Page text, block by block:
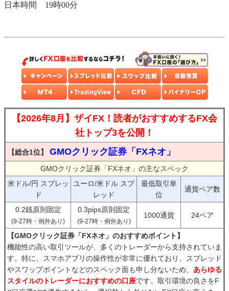
日本時間 19時00分
【2026年8月】ザイFX！読者がおすすめするFX会
社トップ3を公開！
【総合1位】 GMOクリック証券「FXネオ」
GMOクリック証券「FXネオ」の主なスペック
米ドル/円 スプレッ
ド
ユーロ/米ドル スプ
レッド
最低取引単
位
通貨ペア数
0.2銭原則固定
(9-27時・例外あり)
0.3pips原則固定
(9-27時・例外あり)
1000通貨 24ペア
【GMOクリック証券「FXネオ」のおすすめポイント】
機能性の高い取引ツールが、多くのトレーダーから支持されていま
す。特に、スマホアプリの操作性が非常に優れており、スプレッド
やスワップポイントなどのスペック面も申し分ないため、 あらゆる
スタイルのトレーダーにおすすめの口座です。取引環境の良さをF